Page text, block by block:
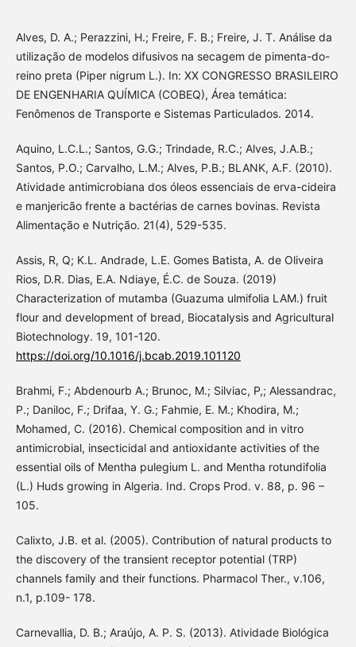
Alves, D. A.; Perazzini, H.; Freire, F. B.; Freire, J. T. Análise da
utilização de modelos difusivos na secagem de pimenta-do-
reino preta (Piper nigrum L.). In: XX CONGRESSO BRASILEIRO
DE ENGENHARIA QUÍMICA (COBEQ), Área temática:
Fenômenos de Transporte e Sistemas Particulados. 2014.
Aquino, L.C.L.; Santos, G.G.; Trindade, R.C.; Alves, J.A.B.;
Santos, P.O.; Carvalho, L.M.; Alves, P.B.; BLANK, A.F. (2010).
Atividade antimicrobiana dos óleos essenciais de erva-cideira
e manjericão frente a bactérias de carnes bovinas. Revista
Alimentação e Nutrição. 21(4), 529-535.
Assis, R, Q; K.L. Andrade, L.E. Gomes Batista, A. de Oliveira
Rios, D.R. Dias, E.A. Ndiaye, É.C. de Souza. (2019)
Characterization of mutamba (Guazuma ulmifolia LAM.) fruit
flour and development of bread, Biocatalysis and Agricultural
Biotechnology. 19, 101-120.
https://doi.org/10.1016/j.bcab.2019.101120
Brahmi, F.; Abdenourb A.; Brunoc, M.; Silviac, P,; Alessandrac,
P.; Daniloc, F.; Drifaa, Y. G.; Fahmie, E. M.; Khodira, M.;
Mohamed, C. (2016). Chemical composition and in vitro
antimicrobial, insecticidal and antioxidante activities of the
essential oils of Mentha pulegium L. and Mentha rotundifolia
(L.) Huds growing in Algeria. Ind. Crops Prod. v. 88, p. 96 –
105.
Calixto, J.B. et al. (2005). Contribution of natural products to
the discovery of the transient receptor potential (TRP)
channels family and their functions. Pharmacol Ther., v.106,
n.1, p.109- 178.
Carnevallia, D. B.; Araújo, A. P. S. (2013). Atividade Biológica